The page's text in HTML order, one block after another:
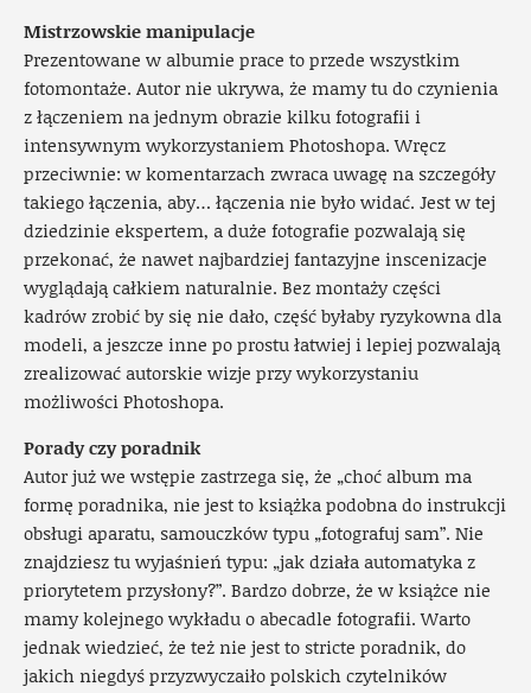
Mistrzowskie manipulacje
Prezentowane w albumie prace to przede wszystkim
fotomontaże. Autor nie ukrywa, że mamy tu do czynienia
z łączeniem na jednym obrazie kilku fotografii i
intensywnym wykorzystaniem Photoshopa. Wręcz
przeciwnie: w komentarzach zwraca uwagę na szczegóły
takiego łączenia, aby… łączenia nie było widać. Jest w tej
dziedzinie ekspertem, a duże fotografie pozwalają się
przekonać, że nawet najbardziej fantazyjne inscenizacje
wyglądają całkiem naturalnie. Bez montaży części
kadrów zrobić by się nie dało, część byłaby ryzykowna dla
modeli, a jeszcze inne po prostu łatwiej i lepiej pozwalają
zrealizować autorskie wizje przy wykorzystaniu
możliwości Photoshopa.
Porady czy poradnik
Autor już we wstępie zastrzega się, że „choć album ma
formę poradnika, nie jest to książka podobna do instrukcji
obsługi aparatu, samouczków typu „fotografuj sam”. Nie
znajdziesz tu wyjaśnień typu: „jak działa automatyka z
priorytetem przysłony?”. Bardzo dobrze, że w książce nie
mamy kolejnego wykładu o abecadle fotografii. Warto
jednak wiedzieć, że też nie jest to stricte poradnik, do
jakich niegdyś przyzwyczaiło polskich czytelników